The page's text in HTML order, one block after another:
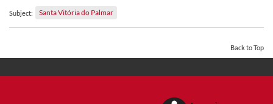
Subject: Santa Vitória do Palmar
Back to Top